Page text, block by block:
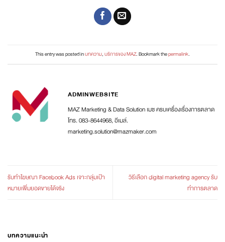
This entry was posted inบทความ,บริการของ MAZ. Bookmark thepermalink.
ADMINWEBSITE
MAZ Marketing & Data Solution เมซ ครบเครื่องเรื่องการตลาด
โทร. 083-8644968, อีเมล์.
marketing.solution@mazmaker.com
รับทำโฆษณา Facebook Ads เจาะกลุ่มเป้า
หมายเพิ่มยอดขายได้จริง
วิธีเลือก digital marketing agency รับ
ทำการตลาด
บทความแนะนำ